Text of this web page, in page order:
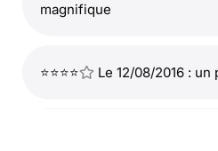
magnifique
⭐⭐⭐⭐ Le 12/08/2016 :